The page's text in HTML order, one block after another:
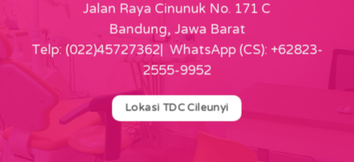
Jalan Raya Cinunuk No. 171 C
Bandung, Jawa Barat
Telp: (022)45727362| WhatsApp (CS): +62823-
2555-9952
Lokasi TDC Cileunyi